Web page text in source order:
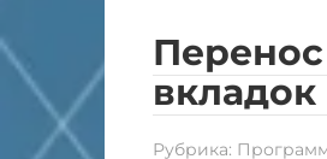
вкладок
Рубрика: